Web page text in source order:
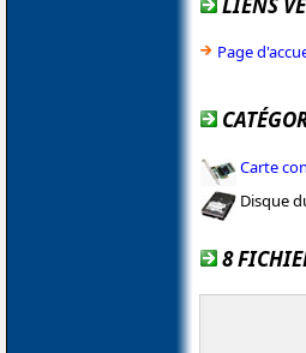
Page
Carte
Disque
8